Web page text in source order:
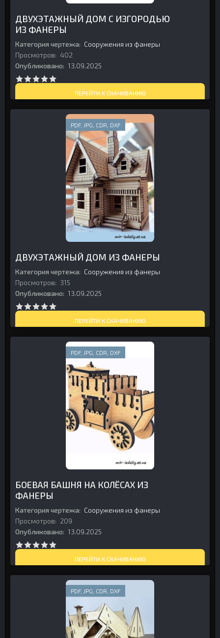
ДВУХЭТАЖНЫЙ ДОМ С ИЗГОРОДЬЮ
ИЗ ФАНЕРЫ
Категория чертежа: Сооружения из фанеры
Просмотров: 402
Опубликовано: 13.09.2025
ПЕРЕЙТИ К СКАЧИВАНИЮ
PDF, JPG, CDR, DXF
ДВУХЭТАЖНЫЙ ДОМ ИЗ ФАНЕРЫ
Категория чертежа: Сооружения из фанеры
Просмотров: 315
Опубликовано: 13.09.2025
ПЕРЕЙТИ К СКАЧИВАНИЮ
PDF, JPG, CDR, DXF
БОЕВАЯ БАШНЯ НА КОЛЁСАХ ИЗ
ФАНЕРЫ
Категория чертежа: Сооружения из фанеры
Просмотров: 209
Опубликовано: 13.09.2025
ПЕРЕЙТИ К СКАЧИВАНИЮ
PDF, JPG, CDR, DXF